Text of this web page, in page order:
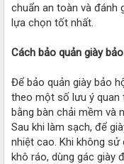
chuẩn an toàn và đánh
lựa chọn tốt nhất.
Cách bảo quản giày
Để bảo quản giày bảo
theo một số lưu ý quan
bằng bàn chải mềm và
Sau khi làm sạch, để
nhiệt cao. Khi không sử
khô ráo, dùng gác giày